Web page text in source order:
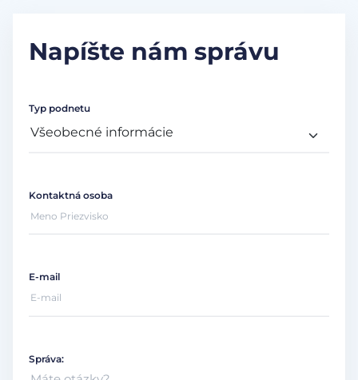
Napíšte nám správu
Typ podnetu
Kontaktná osoba
E-mail
Správa: